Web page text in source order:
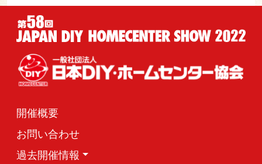
開催概要
お問い合わせ
過去開催情報